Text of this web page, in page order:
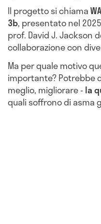
Il progetto si chiama
3b, presentato nel
prof. David J. Jackson
collaborazione con
Ma per quale motivo
importante? Potrebbe
meglio, migliorare -la
quali soffrono di asma